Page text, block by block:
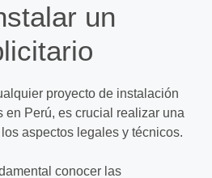
un
proyecto de instalación
en Perú, es crucial realizar una
aspectos legales y técnicos.
conocer las